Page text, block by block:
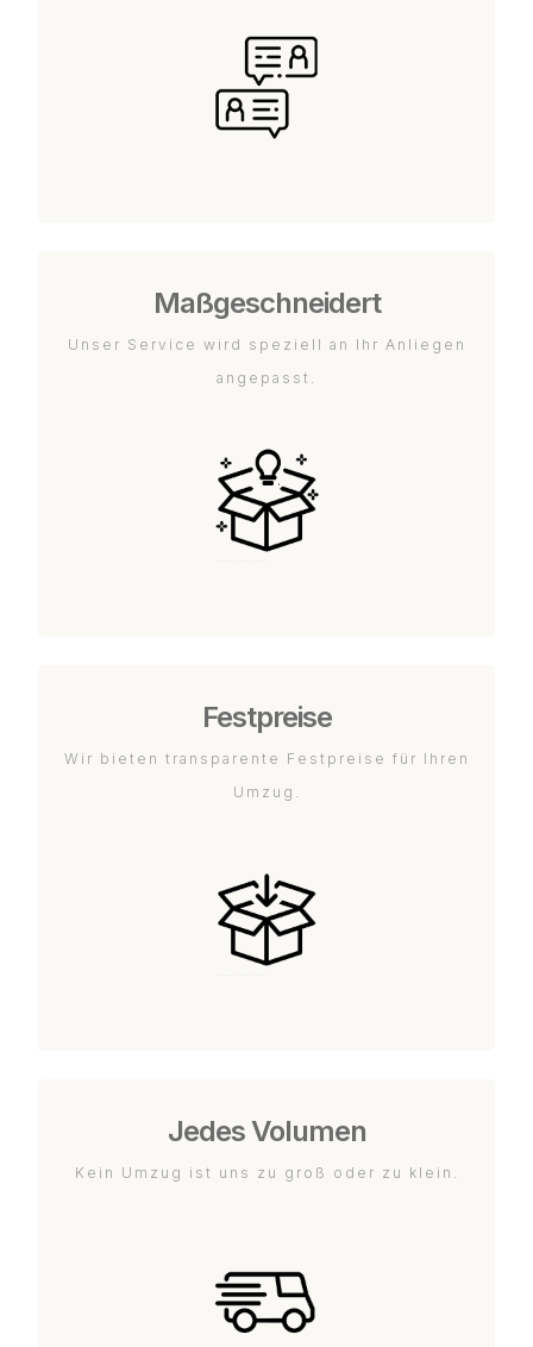
Maßgeschneidert
Unser Service wird speziell an Ihr Anliegen
angepasst.
Festpreise
Wir bieten transparente Festpreise für Ihren
Umzug.
Jedes Volumen
Kein Umzug ist uns zu groß oder zu klein.